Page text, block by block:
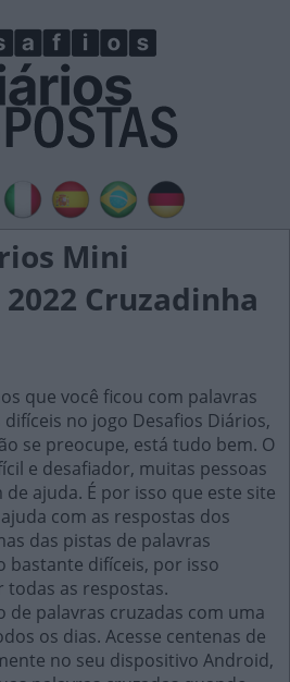
Mini
Cruzadinha
que você ficou com palavras
difíceis no jogo Desafios Diários,
se preocupe, está tudo bem. O
e desafiador, muitas pessoas
de ajuda. É por isso que este site
com as respostas dos
das pistas de palavras
bastante difíceis, por isso
as respostas.
de palavras cruzadas com uma
os dias. Acesse centenas de
no seu dispositivo Android,